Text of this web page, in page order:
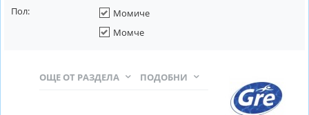
Пол:
Момиче
Момче
ПОДОБНИ
ОЩЕ ОТ РАЗДЕЛА